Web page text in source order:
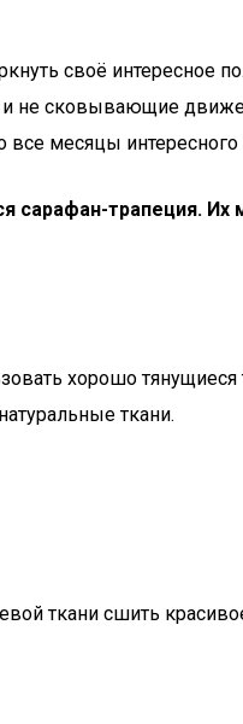
своё интересное
не сковывающие
все месяцы
трапеция. Их
хорошо тянущиеся
ткани.
ткани сшить